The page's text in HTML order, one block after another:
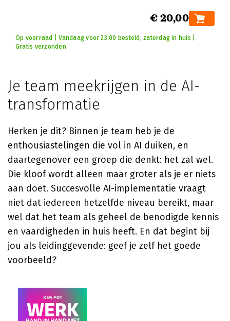
€ 20,00
Op voorraad | Vandaag voor 23:00 besteld, zaterdag in huis |
Gratis verzonden
Je team meekrijgen in de AI-
transformatie
Herken je dit? Binnen je team heb je de
enthousiastelingen die vol in AI duiken, en
daartegenover een groep die denkt: het zal wel.
Die kloof wordt alleen maar groter als je er niets
aan doet. Succesvolle AI-implementatie vraagt
niet dat iedereen hetzelfde niveau bereikt, maar
wel dat het team als geheel de benodigde kennis
en vaardigheden in huis heeft. En dat begint bij
jou als leidinggevende: geef je zelf het goede
voorbeeld?